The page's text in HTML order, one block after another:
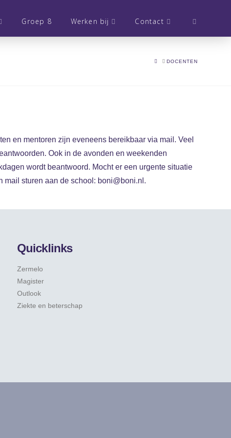
Groep 8 Werken bij Contact
HOMEDOCENTEN
en mentoren zijn eveneens bereikbaar via mail. Veel
Ook in de avonden en weekenden
wordt beantwoord. Mocht er een urgente situatie
sturen aan de school: boni@boni.nl.
Quicklinks
Zermelo
Magister
Outlook
Ziekte en beterschap